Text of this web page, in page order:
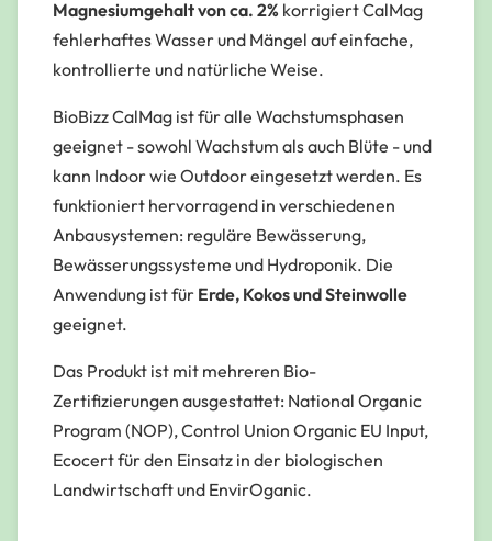
Magnesiumgehalt von ca. 2% korrigiert CalMag
fehlerhaftes Wasser und Mängel auf einfache,
kontrollierte und natürliche Weise.
BioBizz CalMag ist für alle Wachstumsphasen
geeignet - sowohl Wachstum als auch Blüte - und
kann Indoor wie Outdoor eingesetzt werden. Es
funktioniert hervorragend in verschiedenen
Anbausystemen: reguläre Bewässerung,
Bewässerungssysteme und Hydroponik. Die
Anwendung ist für Erde, Kokos und Steinwolle
geeignet.
Das Produkt ist mit mehreren Bio-
Zertifizierungen ausgestattet: National Organic
Program (NOP), Control Union Organic EU Input,
Ecocert für den Einsatz in der biologischen
Landwirtschaft und EnvirOganic.